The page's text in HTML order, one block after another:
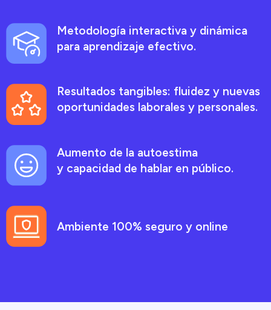
Metodología interactiva y dinámica
para aprendizaje efectivo.
Resultados tangibles: fluidez y nuevas
oportunidades laborales y personales.
Aumento de la autoestima
y capacidad de hablar en público.
Ambiente 100% seguro y online